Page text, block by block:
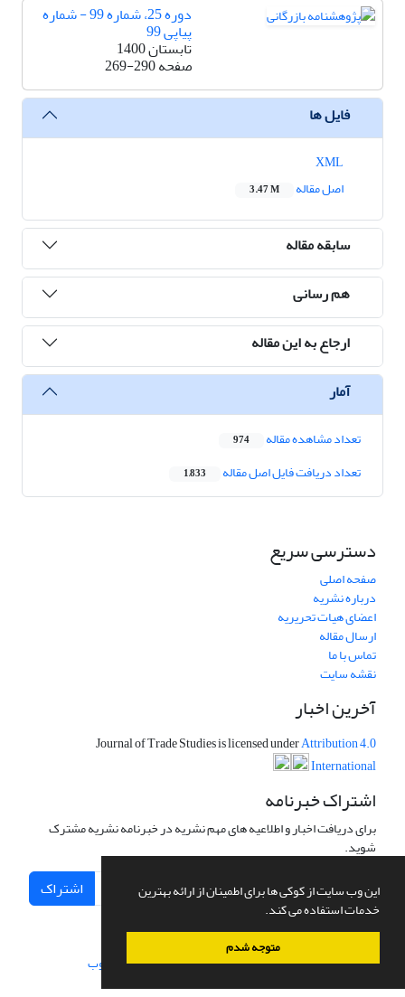
این وب سایت از کوکی ها برای اطمینان از ارائه بهترین
خدمات استفاده می کند.
متوجه شدم
دوره 25، شماره 99 - شماره
پیاپی 99
تابستان 1400
صفحه269-290
فایل ها
اصل مقاله
3.47 M
سابقه مقاله
هم رسانی
ارجاع به این مقاله
آمار
تعداد مشاهده مقاله 974
تعداد دریافت فایل اصل مقاله 1,833
دسترسی سریع
صفحه اصلی
درباره نشریه
اعضای هیات تحریریه
ارسال مقاله
تماس با ما
نقشه سایت
آخرین اخبار
Journal of Trade Studies is licensed underAttribution 4.0
International
اشتراک خبرنامه
برای دریافت اخبار و اطلاعیه های مهم نشریه در خبرنامه نشریه مشترک
شوید.
اشتراک
سامانه مدیریت نشریات علمی.طراحی و پیاده سازی از سیناوب